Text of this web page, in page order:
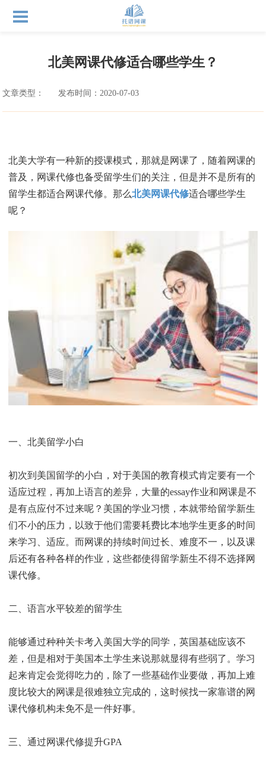
北美网课代修适合哪些学生？
文章类型： 发布时间：2020-07-03
北美大学有一种新的授课模式，那就是网课了，随着网课的
普及，网课代修也备受留学生们的关注，但是并不是所有的
留学生都适合网课代修。那么北美网课代修适合哪些学生
呢？
一、北美留学小白
初次到美国留学的小白，对于美国的教育模式肯定要有一个
适应过程，再加上语言的差异，大量的essay作业和网课是不
是有点应付不过来呢？美国的学业习惯，本就带给留学新生
们不小的压力，以致于他们需要耗费比本地学生更多的时间
来学习、适应。而网课的持续时间过长、难度不一，以及课
后还有各种各样的作业，这些都使得留学新生不得不选择网
课代修。
二、语言水平较差的留学生
能够通过种种关卡考入美国大学的同学，英国基础应该不
差，但是相对于美国本土学生来说那就显得有些弱了。学习
起来肯定会觉得吃力的，除了一些基础作业要做，再加上难
度比较大的网课是很难独立完成的，这时候找一家靠谱的网
课代修机构未免不是一件好事。
三、通过网课代修提升GPA